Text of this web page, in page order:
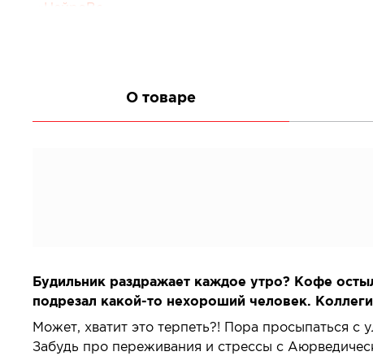
О товаре
Будильник раздражает каждое утро? Кофе
подрезал какой-то нехороший человек.
Может, хватит это терпеть?! Пора просыпаться с
Забудь про переживания и стрессы с